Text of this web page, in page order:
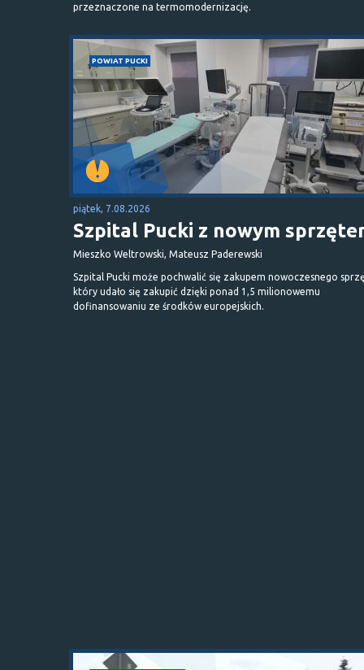
przeznaczone na termomodernizację.
POWIAT PUCKI
piątek, 7.08.2026
Szpital Pucki z nowym
Mieszko Weltrowski, Mateusz Paderewski
Szpital Pucki może pochwalić się zakupem nowoczesnego
który udało się zakupić dzięki ponad 1,5 milionowemu
dofinansowaniu ze środków europejskich.